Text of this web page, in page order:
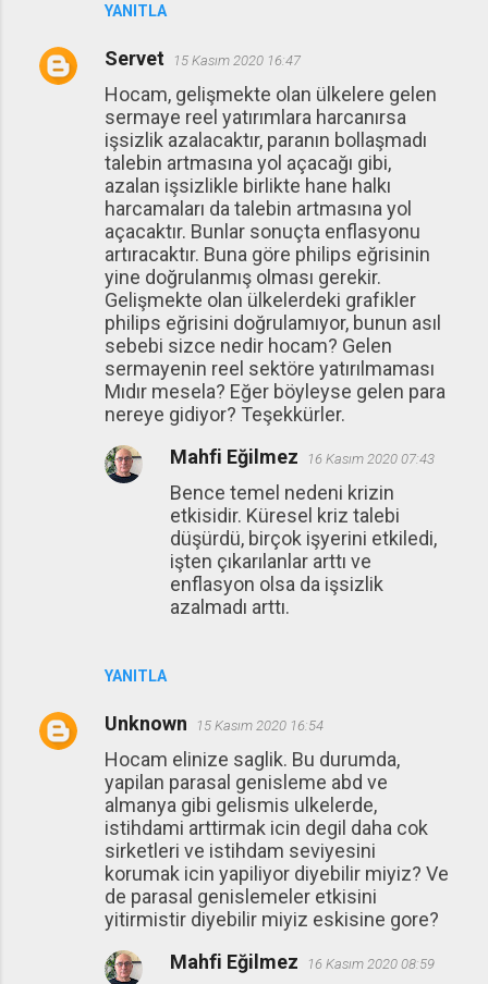
YANITLA
Servet 15 Kasım 2020 16:47
Hocam, gelişmekte olan ülkelere gelen
sermaye reel yatırımlara harcanırsa
işsizlik azalacaktır, paranın bollaşmadı
talebin artmasına yol açacağı gibi,
azalan işsizlikle birlikte hane halkı
harcamaları da talebin artmasına yol
açacaktır. Bunlar sonuçta enflasyonu
artıracaktır. Buna göre philips eğrisinin
yine doğrulanmış olması gerekir.
Gelişmekte olan ülkelerdeki grafikler
philips eğrisini doğrulamıyor, bunun asıl
sebebi sizce nedir hocam? Gelen
sermayenin reel sektöre yatırılmaması
Mıdır mesela? Eğer böyleyse gelen para
nereye gidiyor? Teşekkürler.
YANITLA
Mahfi Eğilmez 16 Kasım 2020 07:43
Bence temel nedeni krizin
etkisidir. Küresel kriz talebi
düşürdü, birçok işyerini etkiledi,
işten çıkarılanlar arttı ve
enflasyon olsa da işsizlik
azalmadı arttı.
Unknown 15 Kasım 2020 16:54
Hocam elinize saglik. Bu durumda,
yapilan parasal genisleme abd ve
almanya gibi gelismis ulkelerde,
istihdami arttirmak icin degil daha cok
sirketleri ve istihdam seviyesini
korumak icin yapiliyor diyebilir miyiz? Ve
de parasal genislemeler etkisini
yitirmistir diyebilir miyiz eskisine gore?
Mahfi Eğilmez 16 Kasım 2020 08:59